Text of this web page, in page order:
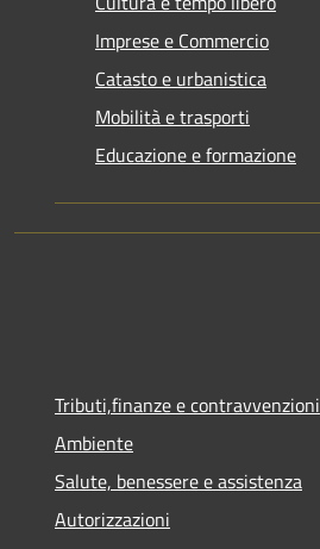
Imprese e Commercio
Catasto e urbanistica
Mobilità e trasporti
Educazione e formazione
Tributi,finanze e contravvenzioni
Ambiente
Salute, benessere e assistenza
Autorizzazioni